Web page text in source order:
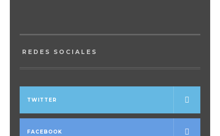
REDES SOCIALES
TWITTER
FACEBOOK